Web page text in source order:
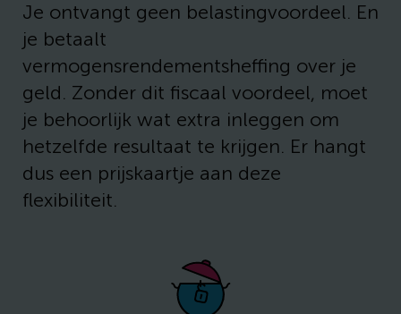
Je ontvangt geen belastingvoordeel. En
je betaalt
vermogensrendementsheffing over je
geld. Zonder dit fiscaal voordeel, moet
je behoorlijk wat extra inleggen om
hetzelfde resultaat te krijgen. Er hangt
dus een prijskaartje aan deze
flexibiliteit.